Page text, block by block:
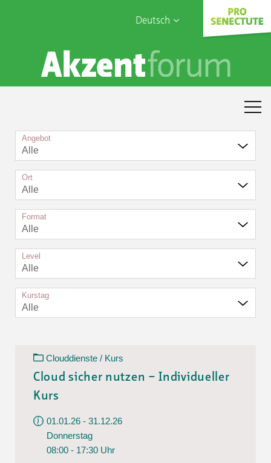
Deutsch
English
Français
Sophia Care
Angebot
Alle
Ort
Alle
Format
Alle
Level
Alle
Kurstag
Alle
Clouddienste / Kurs
Cloud sicher nutzen – Individueller
Kurs
01.01.26 - 31.12.26
Donnerstag
08:00 - 17:30 Uhr